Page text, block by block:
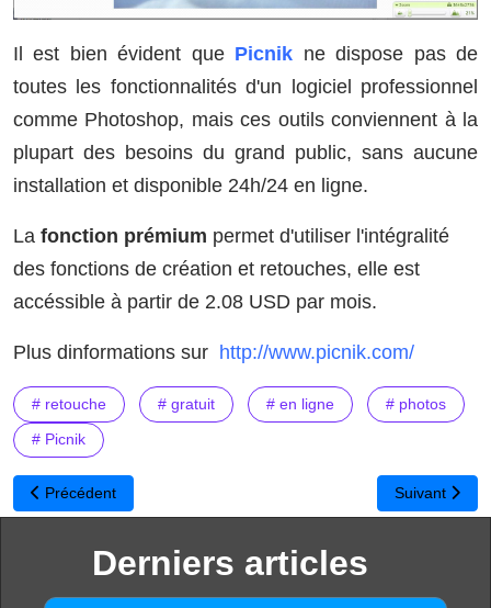
Il est bien évident que Picnik ne dispose pas de
toutes les fonctionnalités d'un logiciel professionnel
comme Photoshop, mais ces outils conviennent à la
plupart des besoins du grand public, sans aucune
installation et disponible 24h/24 en ligne.
La fonction prémium permet d'utiliser l'intégralité
des fonctions de création et retouches, elle est
accéssible à partir de 2.08 USD par mois.
Plus dinformations sur http://www.picnik.com/
# retouche # gratuit # en ligne # photos
# Picnik
Article précédent : Personnalisation des thèmes dans Gmail
Précédent Article
Suivant
Derniers articles